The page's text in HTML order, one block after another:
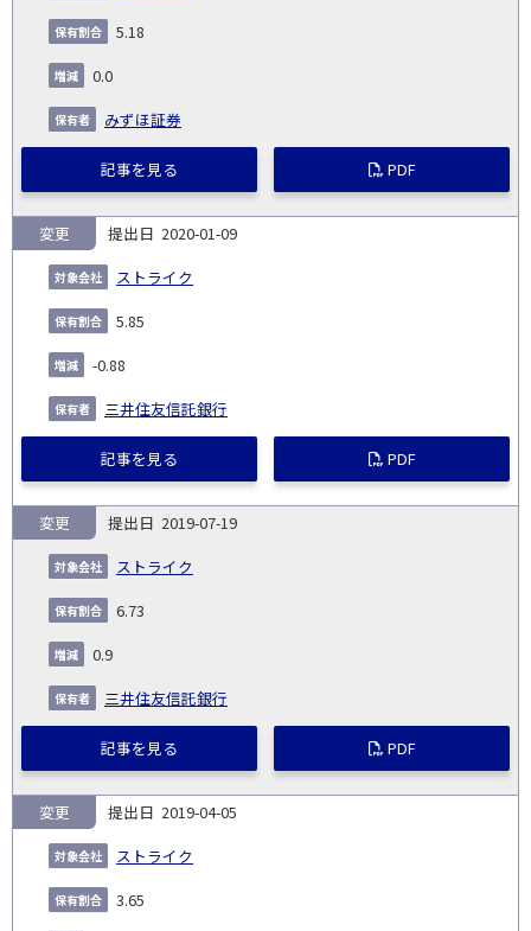
5.18
0.0
みずほ証券
記事を見る PDF
2020-01-09
ストライク
変更
5.85
-0.88
三井住友信託銀行
記事を見る PDF
2019-07-19
ストライク
変更
6.73
0.9
三井住友信託銀行
記事を見る PDF
2019-04-05
ストライク
変更
3.65